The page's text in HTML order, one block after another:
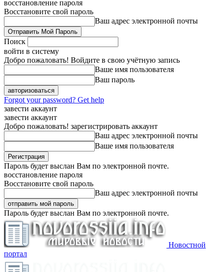
восстановление пароля
Восстановите свой пароль
Ваш адрес электронной почты
Поиск
войти в систему
Добро пожаловать! Войдите в свою учётную запись
Ваше имя пользователя
Ваш пароль
Forgot your password? Get help
завести аккаунт
завести аккаунт
Добро пожаловать! зарегистрировать аккаунт
Ваш адрес электронной почты
Ваше имя пользователя
Пароль будет выслан Вам по электронной почте.
восстановление пароля
Восстановите свой пароль
Ваш адрес электронной почты
Пароль будет выслан Вам по электронной почте.
Новостной
портал